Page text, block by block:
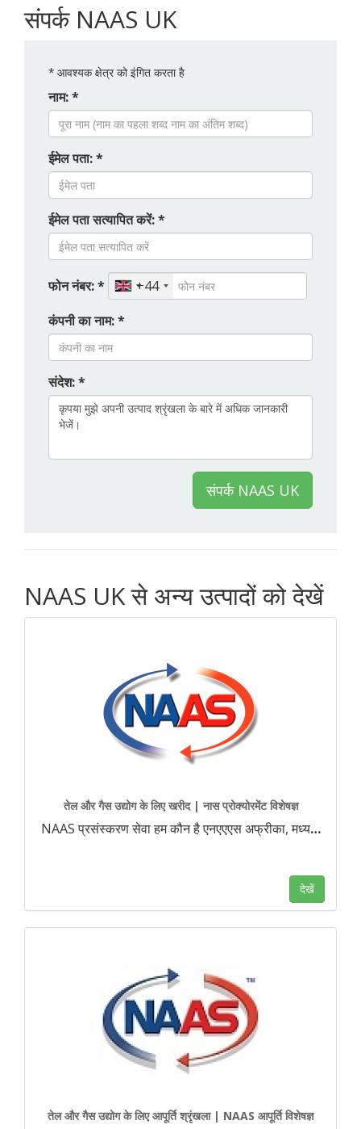
संपर्क NAAS UK
* आवश्यक क्षेत्र को इंगित करता है
नाम: *
ईमेल पता: *
ईमेल पता सत्यापित करें: *
फोन नंबर: *
+44
कंपनी का नाम: *
संदेश: *
संपर्क NAAS UK
NAAS UK से अन्य उत्पादों को देखें
तेल और गैस उद्योग के लिए खरीद | नास प्रोक्योरमेंट विशेषज्ञ
NAAS प्रसंस्करण सेवा हम कौन है एनएएएस अफ्रीका, मध्य…
देखें
तेल और गैस उद्योग के लिए आपूर्ति श्रृंखला | NAAS आपूर्ति विशेषज्ञ